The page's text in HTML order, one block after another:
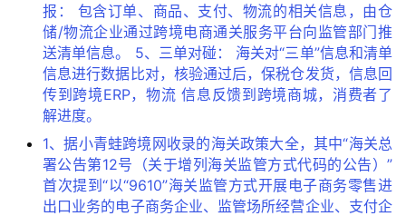
报： 包含订单、商品、支付、物流的相关信息，由仓
储/物流企业通过跨境电商通关服务平台向监管部门推
送清单信息。 5、三单对碰： 海关对“三单”信息和清单
信息进行数据比对，核验通过后，保税仓发货，信息回
传到跨境ERP，物流 信息反馈到跨境商城，消费者了
解进度。
1、据小青蛙跨境网收录的海关政策大全，其中“海关总
署公告第12号（关于增列海关监管方式代码的公告）”
首次提到“以“9610”海关监管方式开展电子商务零售进
出口业务的电子商务企业、监管场所经营企业、支付企